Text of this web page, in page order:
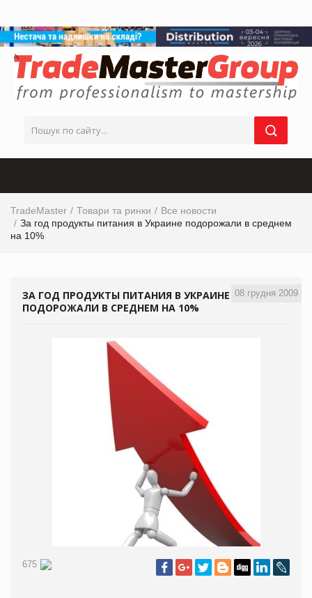
TradeMaster Товари та ринки
Все новости
За год продукты питания в Украине подорожали в среднем
на 10%
08 грудня 2009
ЗА ГОД ПРОДУКТЫ ПИТАНИЯ В УКРАИНЕ
ПОДОРОЖАЛИ В СРЕДНЕМ НА 10%
675